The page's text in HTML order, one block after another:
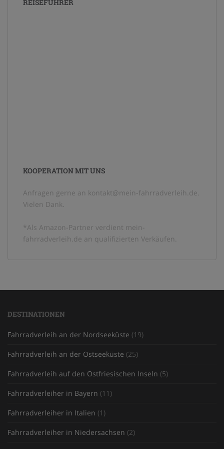
REISEFÜHRER
KOOPERATION MIT UNS
Anfragen gerne an kontakt@mein-fahrradverleih.de.
Vielen Dank.
*Als Amazon-Partner verdient mein-
fahrradverleih.de an qualifizierten Verkäufen.
DESTINATIONEN
Fahrradverleih an der Nordseeküste (19)
Fahrradverleih an der Ostseeküste (25)
Fahrradverleih auf den Ostfriesischen Inseln (5)
Fahrradverleiher in Bayern (11)
Fahrradverleiher in Italien (1)
Fahrradverleiher in Niedersachsen (2)